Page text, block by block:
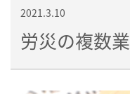
2021.3.10
労災の複数